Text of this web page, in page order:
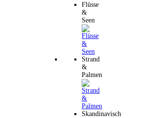
Flüsse
&
Seen
Strand
&
Palmen
Skandinavisch